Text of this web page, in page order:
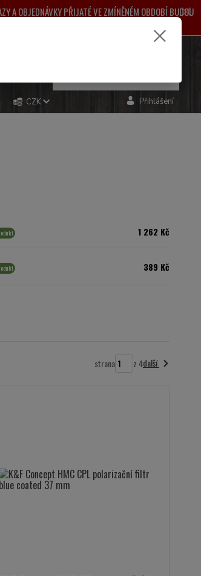
A OBJEDNÁVKY PŘIJATÉ VE ZMÍNĚNÉM OBDOBÍ BUDOU
CZK Přihlášení
1 262 Kč
389 Kč
strana z 4další